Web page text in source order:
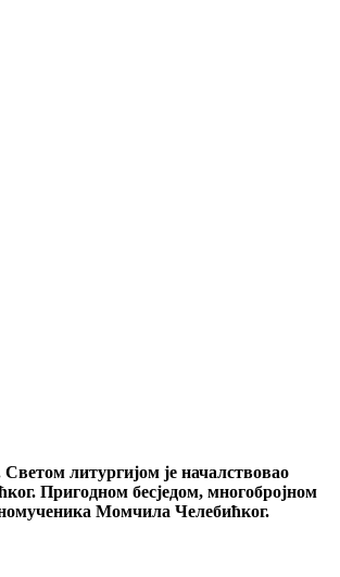
литургијом је началствовао
Пригодном бесједом, многобројном
Момчила Челебићког.